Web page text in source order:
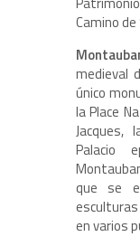
Camino
medieval
único
la Place
Jacques,
Palacio
que se
en varios